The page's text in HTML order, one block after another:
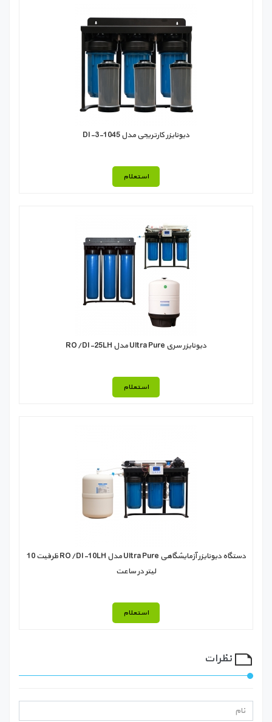
دیونایزر کارتریجی مدل DI-3-1045
استعلام
دیونایزر سری Ultra Pure مدل RO/DI-25LH
استعلام
دستگاه دیونایزر آزمایشگاهی Ultra Pure مدل RO/DI-10LH ظرفیت 10
لیتر در ساعت
استعلام
نظرات